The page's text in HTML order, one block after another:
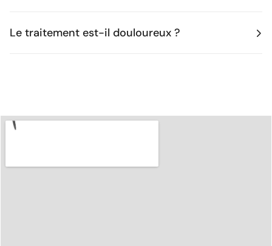
Le traitement est-il douloureux ?